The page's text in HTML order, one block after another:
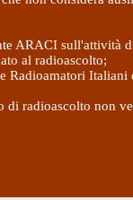
ARACI sull'attività
al radioascolto;
Radioamatori Italiani
di radioascolto non